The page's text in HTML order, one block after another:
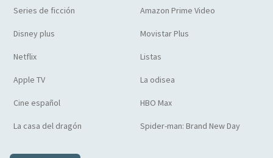
Series de ficción Amazon Prime Video
Disney plus Movistar Plus
Netflix Listas
Apple TV La odisea
Cine español HBO Max
La casa del dragón Spider-man: Brand New Day